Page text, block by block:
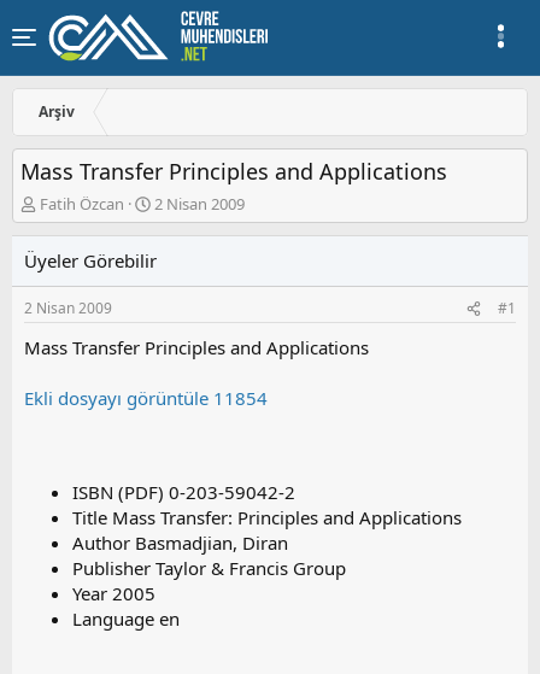
Arşiv
Mass Transfer Principles and Applications
K
o
u
y
u
a
l
Fatih Özcan
B
a
l
a
ı
t
h
2 Nisan 2009
Üyeler Görebilir
2 Nisan 2009 #1
Mass Transfer Principles and Applications
Ekli dosyayı görüntüle 11854
ISBN (PDF) 0-203-59042-2
Title Mass Transfer: Principles and Applications
Author Basmadjian, Diran
Publisher Taylor & Francis Group
Year 2005
Language en